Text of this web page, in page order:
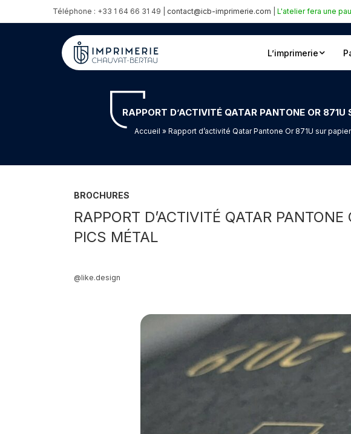
Téléphone : +33 1 64 66 31 49 | contact@icb-imprimerie.com L'atelier fera une
L’imprimerie
RAPPORT D’ACTIVITÉ QATAR PANTONE OR
Accueil » Rapport d’activité Qatar Pantone Or 871U sur
BROCHURES
RAPPORT D’ACTIVITÉ QATAR
PICS MÉTAL
@like.design